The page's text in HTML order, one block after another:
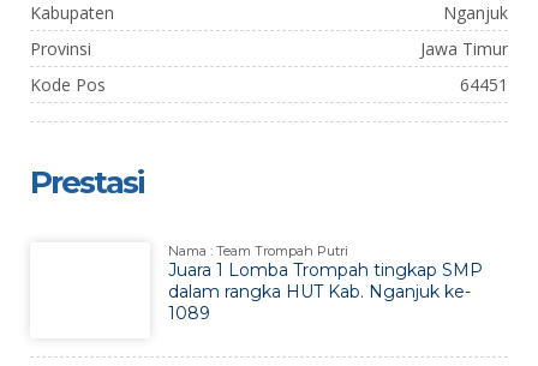
Kabupaten
Nganjuk
Provinsi
Jawa Timur
Kode Pos
64451
Prestasi
Nama : Team Trompah Putri
Juara 1 Lomba Trompah tingkap SMP
dalam rangka HUT Kab. Nganjuk ke-
1089